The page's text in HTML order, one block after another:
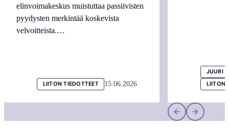
elinvoimakeskus muistuttaa passiivisten
pyydysten merkintää koskevista
velvoitteista.…
LIITON TIEDOTTEET 15.06.2026
JUURI
LIITON